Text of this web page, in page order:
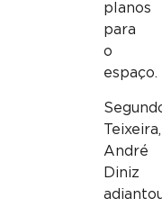
planos
para
o
espaço.
Teixeira,
André
Diniz